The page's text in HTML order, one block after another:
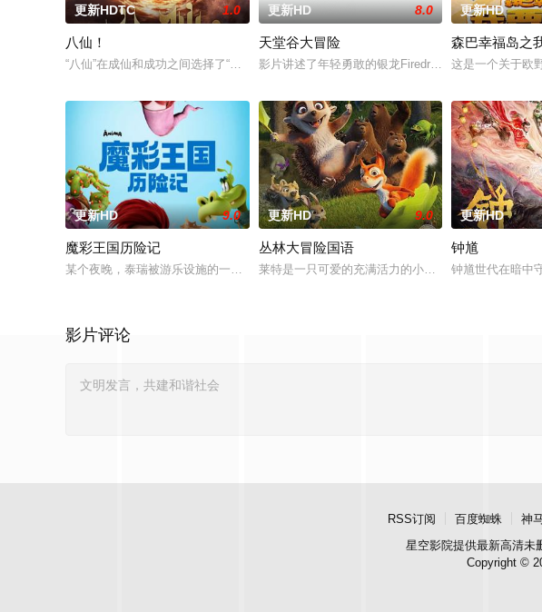
更新HDTC 1.0
八仙！
“八仙”在成仙和成功之间选择了“成团”，在搞钱和搞事业之间选择了“搞事情”？！吕洞宾、钟
更新HD 8.0
天堂谷大冒险
影片讲述了年轻勇敢的银龙Firedrake、山神Sorrel、
更新HD
森巴幸福岛之
这是一个关于欧
更新HD 9.0
魔彩王国历险记
某个夜晚，泰瑞被游乐设施的一股神奇力量带到了魔彩国，这个世界上的人都中了怪脾气
更新HD 9.0
丛林大冒险国语
莱特是一只可爱的充满活力的小刺猬，她拥有自信的
更新HD
钟馗
钟馗世代在暗中
影片评论
RSS订阅 百度蜘蛛 神
星空影院提供最新高清未
Copyright ©